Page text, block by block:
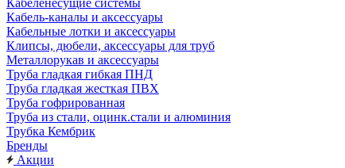
Кабеленесущие системы
Кабель-каналы и аксессуары
Кабельные лотки и аксессуары
Клипсы, дюбели, аксессуары для труб
Металлорукав и аксессуары
Труба гладкая гибкая ПНД
Труба гладкая жесткая ПВХ
Труба гофрированная
Труба из стали, оцинк.стали и алюминия
Трубка Кембрик
Бренды
Акции